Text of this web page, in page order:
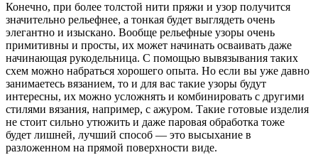
Конечно, при более толстой нити пряжи и узор получится
значительно рельефнее, а тонкая будет выглядеть очень
элегантно и изыскано. Вообще рельефные узоры очень
примитивны и просты, их может начинать осваивать даже
начинающая рукодельница. С помощью вывязывания таких
схем можно набраться хорошего опыта. Но если вы уже давно
занимаетесь вязанием, то и для вас такие узоры будут
интересны, их можно усложнять и комбинировать с другими
стилями вязания, например, с ажуром. Такие готовые изделия
не стоит сильно утюжить и даже паровая обработка тоже
будет лишней, лучший способ — это высыхание в
разложенном на прямой поверхности виде.